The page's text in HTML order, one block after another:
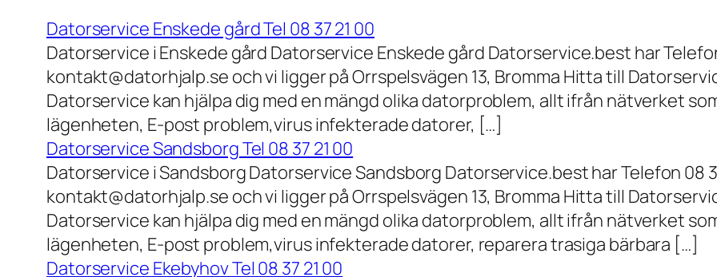
Datorservice Enskede gård Tel 08 37 21 00
Datorservice i Enskede gård Datorservice Enskede gård Datorservice.best har
kontakt@datorhjalp.se och vi ligger på Orrspelsvägen 13, Bromma Hitta till
Datorservice kan hjälpa dig med en mängd olika datorproblem, allt ifrån nätverket
lägenheten, E-post problem,virus infekterade datorer, […]
Datorservice Sandsborg Tel 08 37 21 00
Datorservice i Sandsborg Datorservice Sandsborg Datorservice.best har Telefon 08
kontakt@datorhjalp.se och vi ligger på Orrspelsvägen 13, Bromma Hitta till
Datorservice kan hjälpa dig med en mängd olika datorproblem, allt ifrån nätverket
lägenheten, E-post problem,virus infekterade datorer, reparera trasiga bärbara […]
Datorservice Ekebyhov Tel 08 37 21 00